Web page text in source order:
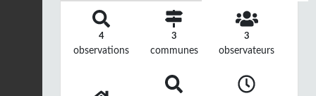
4
observations
3
communes
3
observateurs